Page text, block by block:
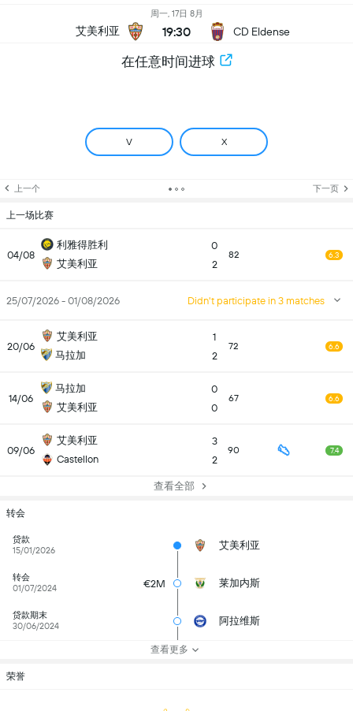
艾美利亚
周一, 17日 8月
19:30 CD Eldense
在任意时间进球
V X
上一个 下一页
上一场比赛
04/08
利雅得胜利
艾美利亚
0
2
82 6.3
25/07/2026 - 01/08/2026 Didn't participate in 3 matches
20/06
艾美利亚
马拉加
1
2
72 6.6
14/06
马拉加
艾美利亚
0
0
67 6.6
09/06
艾美利亚
Castellon
3
2
90 7.4
查看全部
转会
贷款
15/01/2026
艾美利亚
转会
01/07/2024
€2M 莱加内斯
贷款期末
30/06/2024
阿拉维斯
查看更多
荣誉